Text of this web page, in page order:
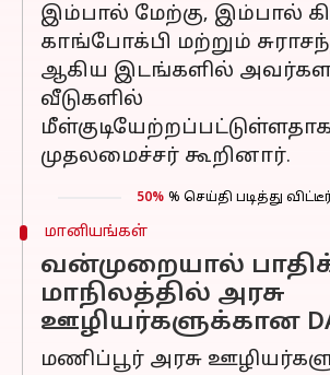
இம்பால் மேற்கு, இம்பால்
காங்போக்பி மற்றும்
ஆகிய இடங்களில்
வீடுகளில்
முதலமைச்சர் கூறினார்.
50% % செய்தி படித்து
மானியங்கள்
வன்முறையால்
மாநிலத்தில் அரசு
ஊழியர்களுக்கான
மணிப்பூர் அரசு